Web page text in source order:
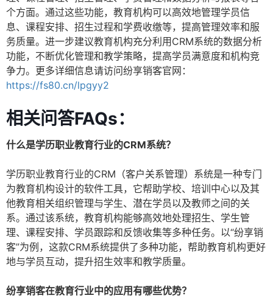
个方面。通过这些功能，教育机构可以高效地管理学员信
息、课程安排、招生过程和学费收缴等，提高管理效率和服
务质量。进一步建议教育机构充分利用CRM系统的数据分析
功能，不断优化管理和教学策略，提高学员满意度和机构竞
争力。更多详细信息请访问纷享销客官网：
https://fs80.cn/lpgyy2
相关问答FAQs：
什么是学历职业教育行业的CRM系统？
学历职业教育行业的CRM（客户关系管理）系统是一种专门
为教育机构设计的软件工具，它帮助学校、培训中心以及其
他教育相关组织管理与学生、潜在学员以及教师之间的关
系。通过该系统，教育机构能够高效地处理招生、学生管
理、课程安排、学员跟踪和反馈收集等多种任务。以“纷享销
客”为例，这款CRM系统提供了多种功能，帮助教育机构更好
地与学员互动，提升招生效率和教学质量。
纷享销客在教育行业中的应用有哪些优势？